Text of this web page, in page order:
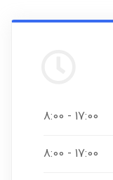
17:00 - 8:00
17:00 - 8:00